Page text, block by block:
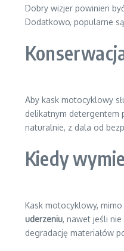
Dobry wizjer powinien
Dodatkowo, popularne
Aby kask motocyklowy
delikatnym detergentem
naturalnie, z dala od
Kiedy
Kask motocyklowy,
uderzeniu, nawet jeśli nie
degradację materiałów